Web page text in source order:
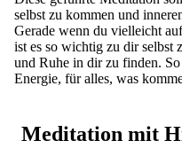
selbst zu kommen und
Gerade wenn du vielleicht
ist es so wichtig zu dir selbst
und Ruhe in dir zu finden.
Energie, für alles, was
Meditation mit